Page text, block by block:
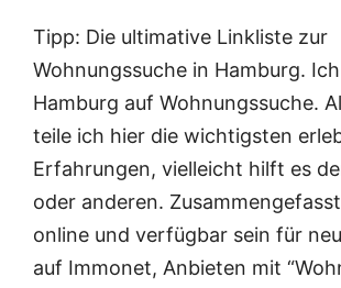
Tipp: Die ultimative Linkliste zur
Wohnungssuche in Hamburg.
Hamburg auf Wohnungssuche.
teile ich hier die wichtigsten
Erfahrungen, vielleicht hilft es
oder anderen.
online und verfügbar sein für
auf Immonet, Anbieten mit